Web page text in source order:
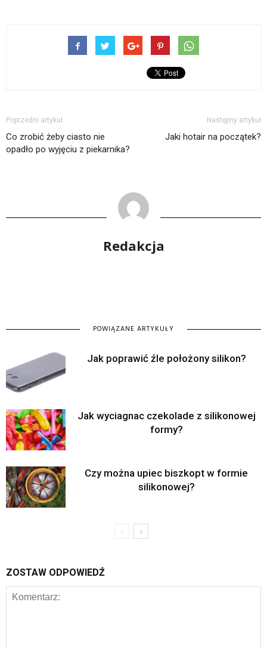
Poprzedni artykuł
Co zrobić żeby ciasto nie
opadło po wyjęciu z piekarnika?
Następny artykuł
Jaki hotair na początek?
Redakcja
POWIĄZANE ARTYKUŁY
Jak poprawić źle położony silikon?
Jak wyciagnac czekolade z silikonowej
formy?
Czy można upiec biszkopt w formie
silikonowej?
ZOSTAW ODPOWIEDŹ